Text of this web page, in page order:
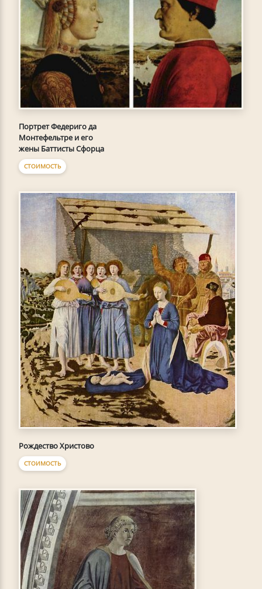
Портрет Федериго да
Монтефельтре и его
жены Баттисты Сфорца
СТОИМОСТЬ
Рождество Христово
СТОИМОСТЬ